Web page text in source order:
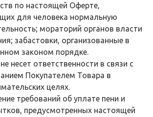
по настоящей Оферте,
для человека нормальную
мораторий органов власти
забастовки, организованные в
законом порядке.
несет ответственности в связи с
Покупателем Товара в
целях.
требований об уплате пени и
предусмотренных настоящей